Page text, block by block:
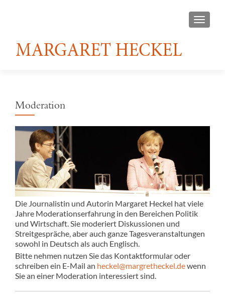
Moderation
Die Journalistin und Autorin Margaret Heckel hat viele
Jahre Moderationserfahrung in den Bereichen Politik
und Wirtschaft. Sie moderiert Diskussionen und
Streitgespräche, aber auch ganze Tagesveranstaltungen
sowohl in Deutsch als auch Englisch.
Bitte nehmen nutzen Sie das Kontaktformular oder
schreiben ein E-Mail an heckel@margretheckel.dewenn
Sie an einer Moderation interessiert sind.